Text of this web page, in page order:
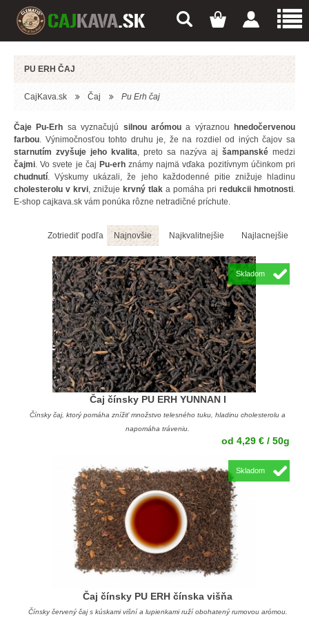
PU ERH ČAJ
CajKava.sk Čaj Pu Erh čaj
Čaje Pu-Erh sa vyznačujú silnou arómoua výraznou
hnedočervenou
farbou. Výnimočnosťou tohto druhu je, že na rozdiel od iných čajov sa
starnutím zvyšuje jeho kvalita, preto sa nazýva aj šampanské medzi
čajmi. Vo svete je čaj Pu-erhznámy najmä vďaka pozitívnym účinkom pri
chudnutí. Výskumy ukázali, že jeho každodenné pitie znižuje hladinu
cholesterolu v krvi, znižuje krvný tlak a pomáha pri redukcii hmotnosti.
E-shop cajkava.sk vám ponúka rôzne netradičné príchute.
Najlacnejšie
Najkvalitnejšie
Najnovšie
Zotriediť podľa
Skladom
Čaj čínsky PU ERH YUNNAN I
Čínsky čaj, ktorý pomáha znížiť množstvo telesného tuku, hladinu cholesterolu a
napomáha tráveniu.
od 4,29 € / 50g
Skladom
Čaj čínsky PU ERH čínska višňa
Čínsky červený čaj s kúskami višní a lupienkami ruží obohatený rumovou arómou.